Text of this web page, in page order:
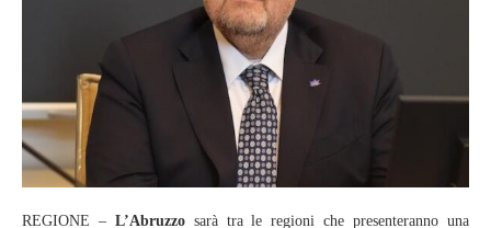
REGIONE – L’Abruzzosarà tra le regioni che presenteranno una